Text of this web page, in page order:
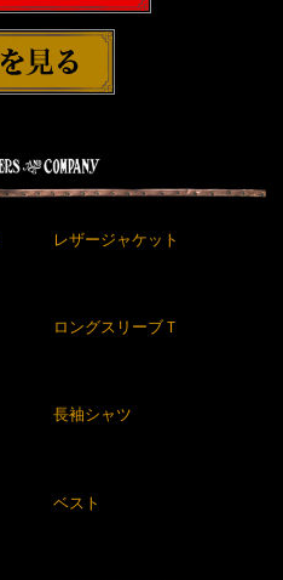
レザージャケット
ロングスリーブＴ
長袖シャツ
ベスト